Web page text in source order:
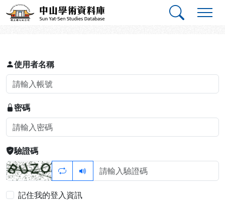
跳到主要內容
中山學術資料庫
登入
使用者名稱
密碼
驗證碼
記住我的登入資訊